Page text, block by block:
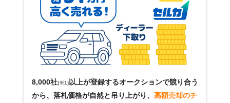
8,000社(※1) 以上が登録するオークションで競り合う
から、落札価格が自然と吊り上がり、 高額売却のチ